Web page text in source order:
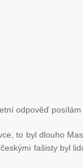
odpověď posílám
to byl dlouho
fašisty byl